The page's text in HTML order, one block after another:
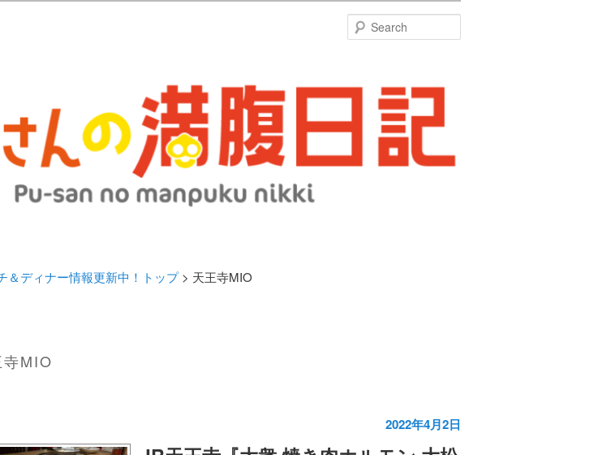
・茨木・吹田・
ー情報更新中！
＆ディナー情報更新中！トップ> 天王寺MIO
寺MIO
2022年4月2日